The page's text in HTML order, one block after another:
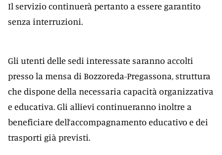
Il servizio continuerà pertanto a essere garantito
senza interruzioni.
Gli utenti delle sedi interessate saranno accolti
presso la mensa di Bozzoreda-Pregassona, struttura
che dispone della necessaria capacità organizzativa
e educativa. Gli allievi continueranno inoltre a
beneficiare dell’accompagnamento educativo e dei
trasporti già previsti.